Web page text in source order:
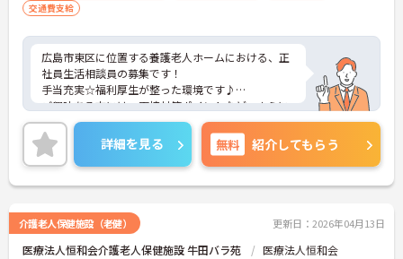
交通費支給
広島市東区に位置する養護老人ホームにおける、正
社員生活相談員の募集です！
手当充実☆福利厚生が整った環境です♪
ご興味ある方には、面接対策ポイントなど、さらに
詳細をお話しいたしますのでお気軽にご相談くださ
い。
詳細を見る 無料 紹介してもらう
介護老人保健施設（老健） 更新日：2026年04月13日
医療法人恒和会介護老人保健施設 牛田バラ苑 医療法人恒和会